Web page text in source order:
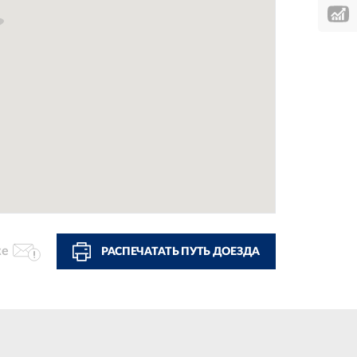
РАСПЕЧАТАТЬ ПУТЬ ДОЕЗДА